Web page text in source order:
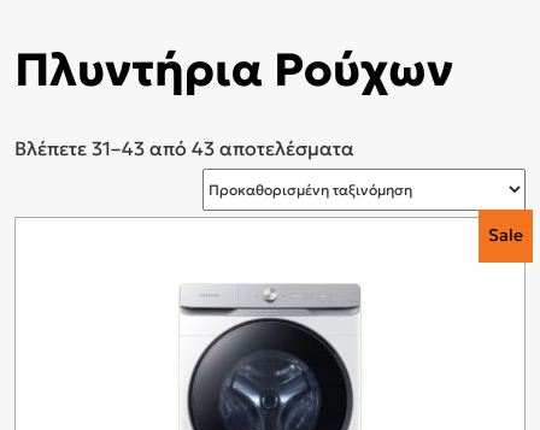
Πλυντήρια Ρούχων
Βλέπετε 31–43 από 43 αποτελέσματα
Sale